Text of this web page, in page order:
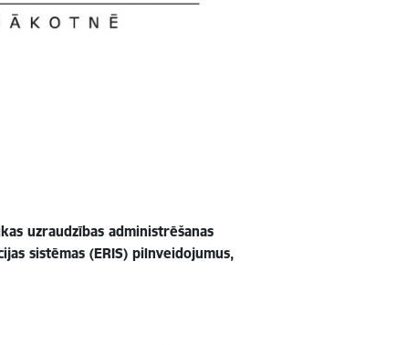
uzraudzības administrēšanas
sistēmas (ERIS) pilnveidojumus,